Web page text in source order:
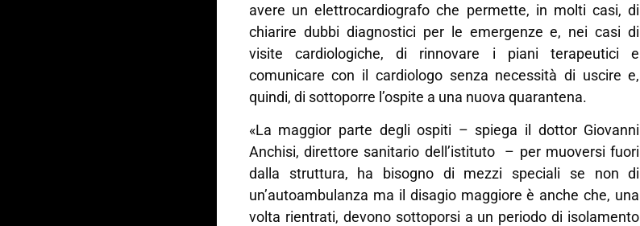
avere un elettrocardiografo che permette, in molti casi, di
chiarire dubbi diagnostici per le emergenze e, nei casi di
visite cardiologiche, di rinnovare i piani terapeutici e
comunicare con il cardiologo senza necessità di uscire e,
quindi, di sottoporre l’ospite a una nuova quarantena.
«La maggior parte degli ospiti – spiega il dottor Giovanni
Anchisi, direttore sanitario dell’istituto – per muoversi fuori
dalla struttura, ha bisogno di mezzi speciali se non di
un’autoambulanza ma il disagio maggiore è anche che, una
volta rientrati, devono sottoporsi a un periodo di isolamento